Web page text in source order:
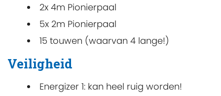
2x 4m Pionierpaal
5x 2m Pionierpaal
15 touwen (waarvan 4 lange!)
Veiligheid
Energizer 1: kan heel ruig worden!